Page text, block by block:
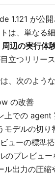
1.121 が公開
は、単なる
辺の実行体
立つリリース
、次のよう
の改善
上での agent
モデルの切り
ューの標準
のプレビュー
ル出力の圧